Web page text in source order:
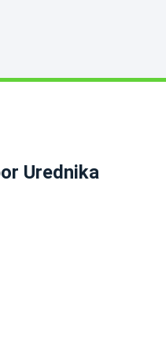
Urednika